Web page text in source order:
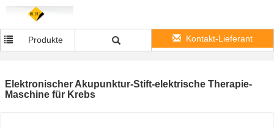
Produkte Kontakt-Lieferant
Elektronischer Akupunktur-Stift-elektrische Therapie-
Maschine für Krebs